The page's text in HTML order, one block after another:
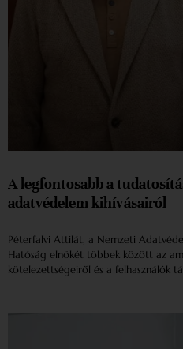
A legfontosabb a
adatvédelem kihívásairól
Péterfalvi Attilát, a Nemzeti
Hatóság elnökét többek között az
kötelezettségeiről és a felhasználók